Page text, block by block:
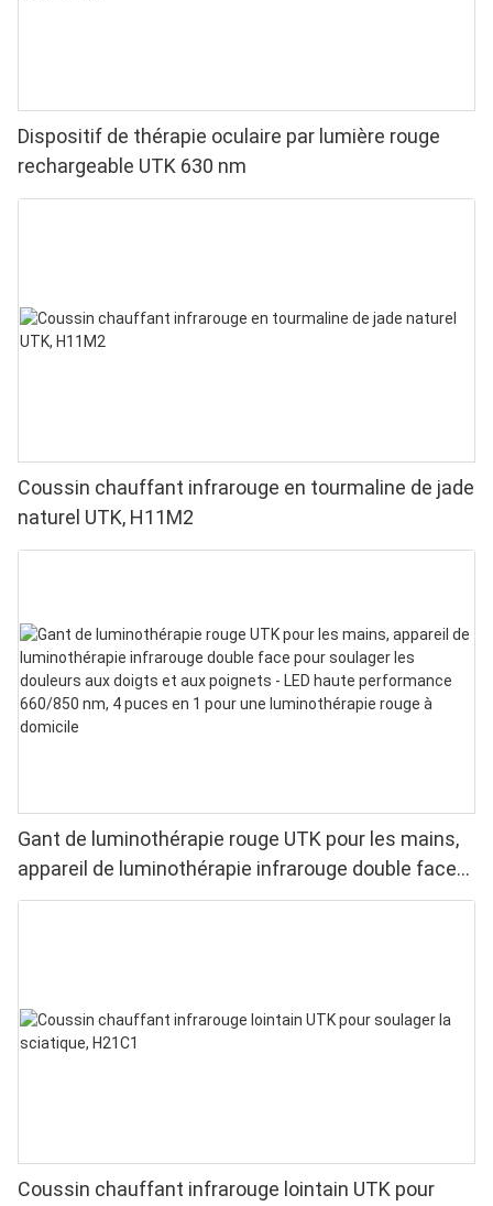
Dispositif de thérapie oculaire par lumière rouge
rechargeable UTK 630 nm
Coussin chauffant infrarouge en tourmaline de jade
naturel UTK, H11M2
Gant de luminothérapie rouge UTK pour les mains,
appareil de luminothérapie infrarouge double face
pour soulager les douleurs aux doigts et aux
Coussin chauffant infrarouge lointain UTK pour